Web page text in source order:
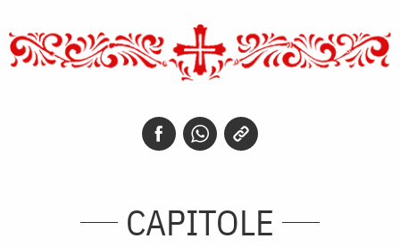
CAPITOLE